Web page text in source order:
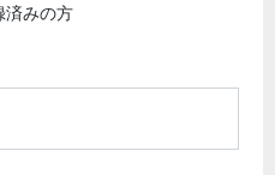
済みの方